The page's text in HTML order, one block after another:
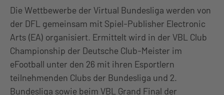
Die Wettbewerbe der Virtual Bundesliga werden von
der DFL gemeinsam mit Spiel-Publisher Electronic
Arts (EA) organisiert. Ermittelt wird in der VBL Club
Championship der Deutsche Club-Meister im
eFootball unter den 26 mit ihren Esportlern
teilnehmenden Clubs der Bundesliga und 2.
Bundesliga sowie beim VBL Grand Final der